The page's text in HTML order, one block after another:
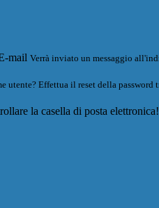
mail Verrà inviato un messaggio
utente? Effettua il reset della password
la casella di posta elettronica!